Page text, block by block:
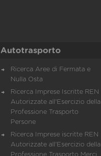
Autotrasporto
Ricerca Aree di Fermata e
Nulla Osta
Ricerca Imprese Iscritte REN
Autorizzate all'Esercizio della
Professione Trasporto
Persone
Ricerca Imprese iscritte REN
Autorizzate all'Esercizio della